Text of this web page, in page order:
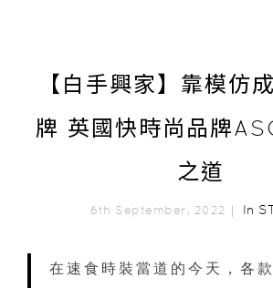
【白手興家】靠模仿
牌 英國快時尚品牌
之道
6th September, 2022｜ In
在速食時裝當道的今天，各